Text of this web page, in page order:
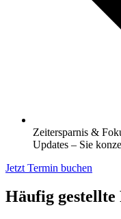
Zeitersparnis &
Updates – Sie
Jetzt Termin buchen
Häufig gestellte